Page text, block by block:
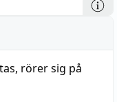
rörer sig på